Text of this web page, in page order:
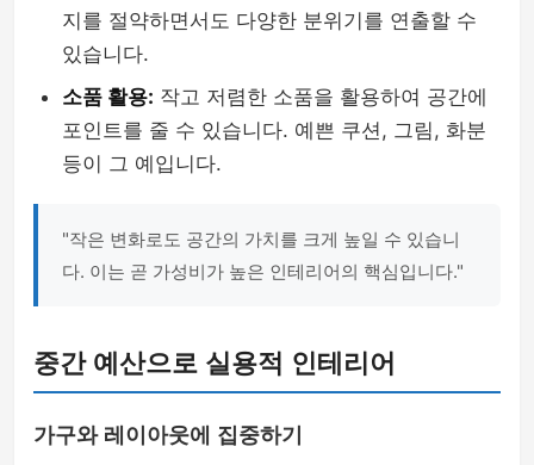
지를 절약하면서도 다양한 분위기를 연출할 수
있습니다.
소품 활용: 작고 저렴한 소품을 활용하여 공간에
포인트를 줄 수 있습니다. 예쁜 쿠션, 그림, 화분
등이 그 예입니다.
"작은 변화로도 공간의 가치를 크게 높일 수 있습니
다. 이는 곧 가성비가 높은 인테리어의 핵심입니다."
중간 예산으로 실용적 인테리어
가구와 레이아웃에 집중하기